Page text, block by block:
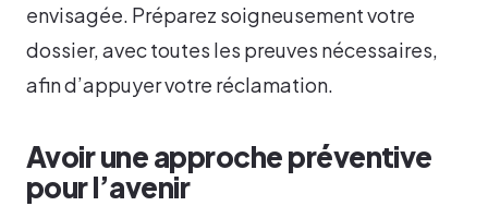
envisagée. Préparez soigneusement votre
dossier, avec toutes les preuves nécessaires,
afin d’appuyer votre réclamation.
Avoir une approche préventive
pour l’avenir